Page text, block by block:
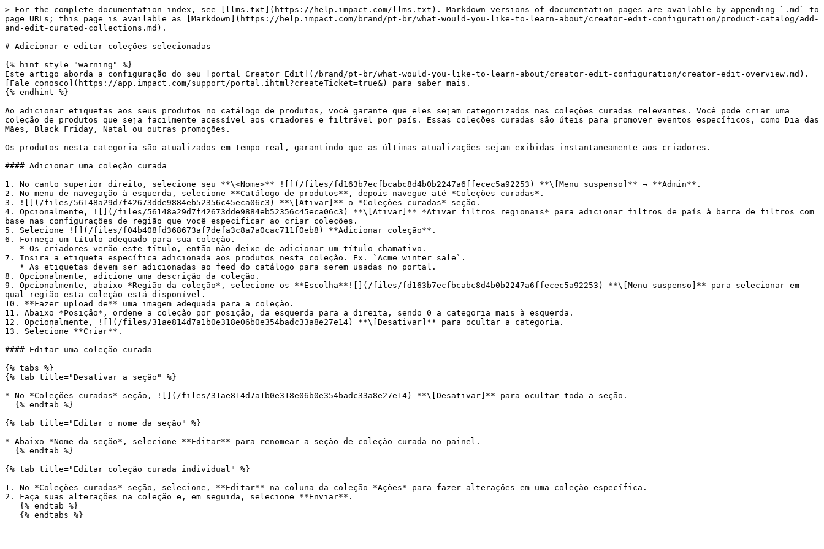
> For the complete documentation index, see [llms.txt](https://help.impact.com/llms.txt). Markdown versions of documentation pages are available by appending `.md` to
page URLs; this page is available as [Markdown](https://help.impact.com/brand/pt-br/what-would-you-like-to-learn-about/creator-edit-configuration/product-catalog/add-
and-edit-curated-collections.md).
# Adicionar e editar coleções selecionadas
{% hint style="warning" %}
Este artigo aborda a configuração do seu [portal Creator Edit](/brand/pt-br/what-would-you-like-to-learn-about/creator-edit-configuration/creator-edit-overview.md).
[Fale conosco](https://app.impact.com/support/portal.ihtml?createTicket=true&) para saber mais.
{% endhint %}
Ao adicionar etiquetas aos seus produtos no catálogo de produtos, você garante que eles sejam categorizados nas coleções curadas relevantes. Você pode criar uma
coleção de produtos que seja facilmente acessível aos criadores e filtrável por país. Essas coleções curadas são úteis para promover eventos específicos, como Dia das
Mães, Black Friday, Natal ou outras promoções.
Os produtos nesta categoria são atualizados em tempo real, garantindo que as últimas atualizações sejam exibidas instantaneamente aos criadores.
#### Adicionar uma coleção curada
1. No canto superior direito, selecione seu **\<Nome>** ![](/files/fd163b7ecfbcabc8d4b0b2247a6ffecec5a92253) **\[Menu suspenso]** → **Admin**.
2. No menu de navegação à esquerda, selecione **Catálogo de produtos**, depois navegue até *Coleções curadas*.
3. ![](/files/56148a29d7f42673dde9884eb52356c45eca06c3) **\[Ativar]** o *Coleções curadas* seção.
4. Opcionalmente, ![](/files/56148a29d7f42673dde9884eb52356c45eca06c3) **\[Ativar]** *Ativar filtros regionais* para adicionar filtros de país à barra de filtros com
base nas configurações de região que você especificar ao criar coleções.
5. Selecione ![](/files/f04b408fd368673af7defa3c8a7a0cac711f0eb8) **Adicionar coleção**.
6. Forneça um título adequado para sua coleção.
7. Insira a etiqueta específica adicionada aos produtos nesta coleção. Ex. `Acme_winter_sale`.
8. Opcionalmente, adicione uma descrição da coleção.
9. Opcionalmente, abaixo *Região da coleção*, selecione os **Escolha**![](/files/fd163b7ecfbcabc8d4b0b2247a6ffecec5a92253) **\[Menu suspenso]** para selecionar em
qual região esta coleção está disponível.
10. **Fazer upload de** uma imagem adequada para a coleção.
11. Abaixo *Posição*, ordene a coleção por posição, da esquerda para a direita, sendo 0 a categoria mais à esquerda.
12. Opcionalmente, ![](/files/31ae814d7a1b0e318e06b0e354badc33a8e27e14) **\[Desativar]** para ocultar a categoria.
13. Selecione **Criar**.
#### Editar uma coleção curada
{% tabs %}
{% tab title="Desativar a seção" %}
* No *Coleções curadas* seção, ![](/files/31ae814d7a1b0e318e06b0e354badc33a8e27e14) **\[Desativar]** para ocultar toda a seção.
{% tab title="Editar o nome da seção" %}
* Abaixo *Nome da seção*, selecione **Editar** para renomear a seção de coleção curada no painel.
{% tab title="Editar coleção curada individual" %}
1. No *Coleções curadas* seção, selecione, **Editar** na coluna da coleção *Ações* para fazer alterações em uma coleção específica.
2. Faça suas alterações na coleção e, em seguida, selecione **Enviar**.
---